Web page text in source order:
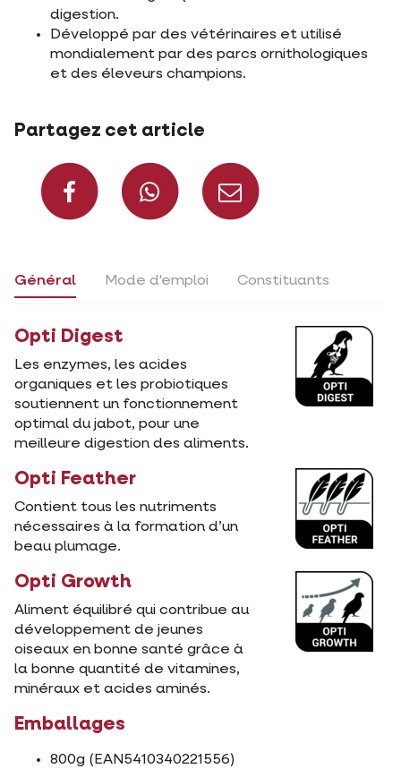
digestion.
Développé par des vétérinaires et utilisé
mondialement par des parcs ornithologiques
et des éleveurs champions.
Partagez cet article
Partagez surPartagez sur
Général Mode d'emploi Constituants
Opti Digest
Les enzymes, les acides
organiques et les probiotiques
soutiennent un fonctionnement
optimal du jabot, pour une
meilleure digestion des aliments.
Opti Feather
Contient tous les nutriments
nécessaires à la formation d’un
beau plumage.
Opti Growth
Aliment équilibré qui contribue au
développement de jeunes
oiseaux en bonne santé grâce à
la bonne quantité de vitamines,
minéraux et acides aminés.
Emballages
800g (EAN5410340221556)